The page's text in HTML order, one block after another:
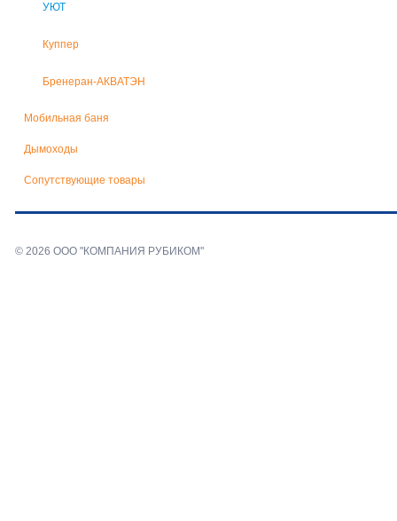
УЮТ
Куппер
Бренеран-АКВАТЭН
Мобильная баня
Дымоходы
Сопутствующие товары
© 2026 ООО "КОМПАНИЯ РУБИКОМ"